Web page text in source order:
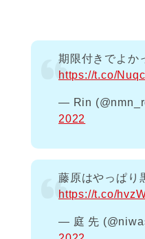
期限付きでよか
https://t.co/
— Rin
2022
藤原はやっぱり
https://t.co/
— 庭 先